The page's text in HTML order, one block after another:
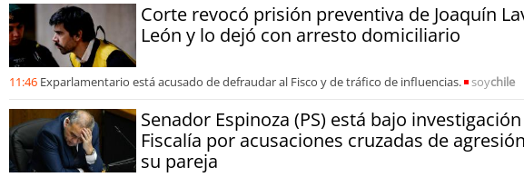
Corte revocó prisión preventiva de Joaquín
León y lo dejó con arresto domiciliario
11:46 Exparlamentario está acusado de defraudar al Fisco y de tráfico de influencias. soychile
Senador Espinoza (PS) está bajo
Fiscalía por acusaciones cruzadas de
su pareja